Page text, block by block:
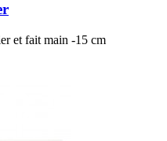
et fait main -15 cm